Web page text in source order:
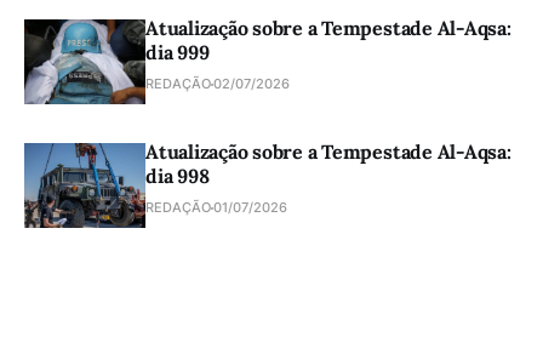
Atualização sobre a Tempestade Al-Aqsa:
dia 999
REDAÇÃO02/07/2026
Atualização sobre a Tempestade Al-Aqsa:
dia 998
REDAÇÃO01/07/2026